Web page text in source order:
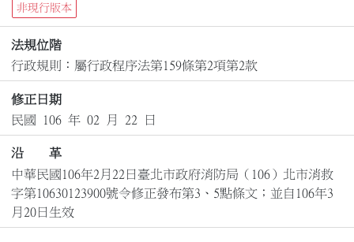
非現行版本
法規位階
行政規則：屬行政程序法第159條第2項第2款
修正日期
民國 106 年 02 月 22 日
沿 革
中華民國106年2月22日臺北市政府消防局（106）北市消救
字第10630123900號令修正發布第3、5點條文；並自106年3
月20日生效